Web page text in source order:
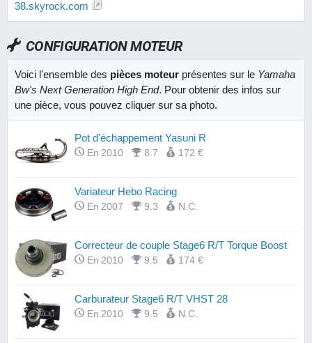
38.skyrock.com
CONFIGURATION MOTEUR
Voici l'ensemble des pièces moteur présentes sur le Yamaha
Bw's Next Generation High End. Pour obtenir des infos sur
une pièce, vous pouvez cliquer sur sa photo.
Pot d'échappement Yasuni R
En 2010 8.7 172 €
Variateur Hebo Racing
En 2007 9.3 N.C.
Correcteur de couple Stage6 R/T Torque Boost
En 2010 9.5 174 €
Carburateur Stage6 R/T VHST 28
En 2010 9.5 N.C.